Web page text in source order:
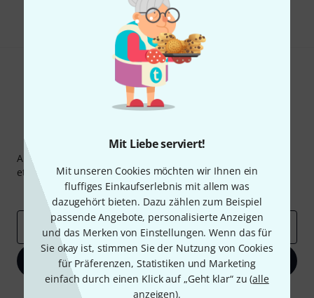
Mit Liebe serviert!
Mit unseren Cookies möchten wir Ihnen ein
fluffiges Einkaufserlebnis mit allem was
dazugehört bieten. Dazu zählen zum Beispiel
passende Angebote, personalisierte Anzeigen
und das Merken von Einstellungen. Wenn das für
Sie okay ist, stimmen Sie der Nutzung von Cookies
für Präferenzen, Statistiken und Marketing
einfach durch einen Klick auf „Geht klar“ zu (alle
anzeigen).
Hilfe & Feedback
Thomann Newsletter
Abonniere den Thomann Newsletter und gewinne mit
etwas Glück einen von50 Gutscheinenüber jeweils
Inspirierende Beiträge
Deals Thomann Insights
E-Mail-Adresse *
Jetzt anmelden
Mit Klick auf „Jetzt anmelden“ stimmen Sie dem Erhalt von E-Mail-